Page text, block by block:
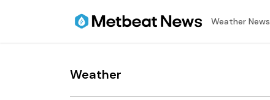
⁠Weather News
Weather